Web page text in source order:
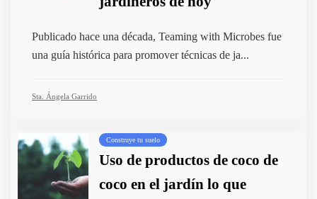
Publicado hace una década, Teaming with Microbes fue
una guía histórica para promover técnicas de ja...
Sta. Ángela Garrido
Construye tu suelo
Uso de productos de coco de
coco en el jardín lo que